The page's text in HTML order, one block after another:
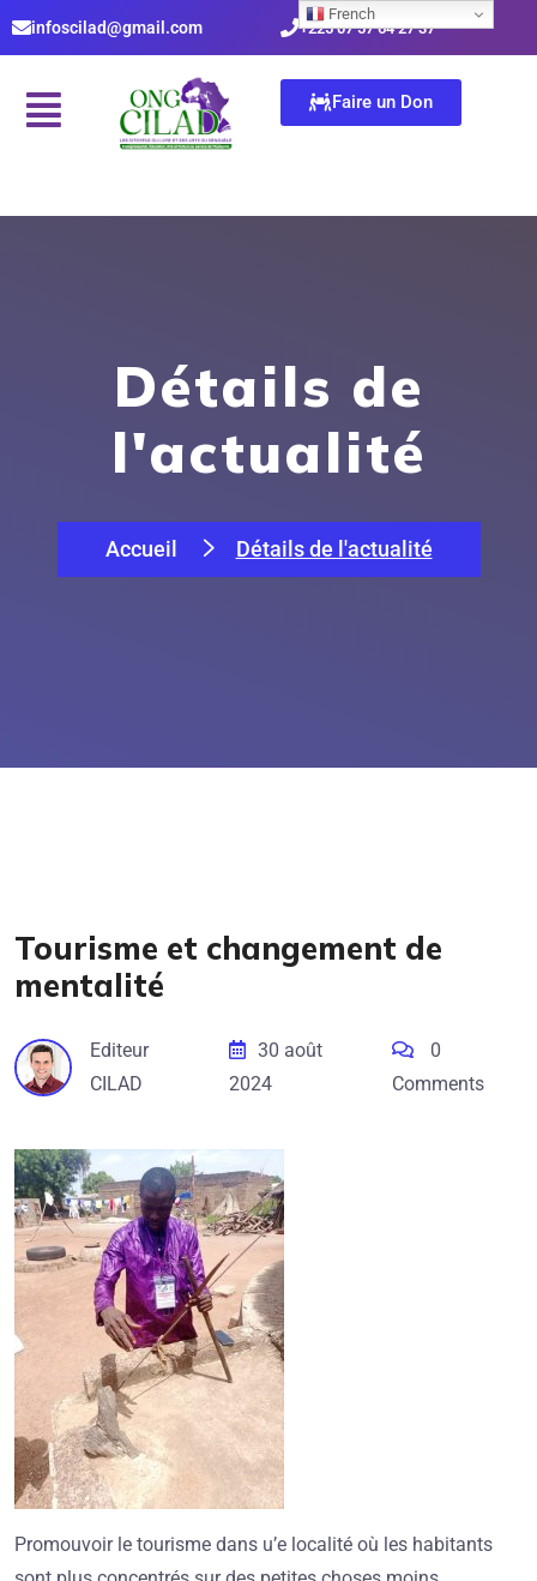
infoscilad@gmail.com +225 07 57 64 27 37
Faire un Don
Détails de
l'actualité
Accueil Détails de l'actualité
Tourisme et changement de
mentalité
Editeur
CILAD
30 août
2024
0
Comments
Promouvoir le tourisme dans u’e localité où les habitants
French